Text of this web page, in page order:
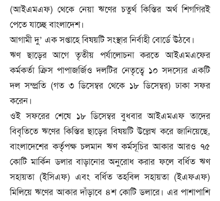
(আইএমএফ) থেকে নেয়া ঋণের চতুর্থ কিস্তির অর্থ শিগগিরই
পেতে যাচ্ছে বাংলাদেশ।
আগামী দু’ এক সপ্তাহে বিষয়টি সংস্থার নির্বাহী বোর্ডে উঠবে।
ঋণ ছাড়ের আগে তৃতীয় পর্যালোচনা করতে আইএমএফের
কর্মকর্তা ক্রিস পাপাজর্জিও দলটির নেতৃত্বে ১০ সদস্যের একটি
দল সম্প্রতি (গত ৩ ডিসেম্বর থেকে ১৮ ডিসেম্বর) ঢাকা সফর
করেন।
ওই সফরের শেষে ১৮ ডিসেম্বর বুধবার আইএমএফ তাদের
বিবৃতিতে ঋণের কিস্তির ছাড়ের বিষয়টি উল্লেখ করে জানিয়েছে,
বাংলাদেশের কর্তৃপক্ষ চলমান ঋণ কর্মসূচির আকার আরও ৭৫
কোটি মার্কিন ডলার বাড়ানোর অনুরোধ করার ফলে বর্ধিত ঋণ
সহায়তা (ইসিএফ) এবং বর্ধিত তহবিল সহায়তা (ইএফএফ)
মিলিয়ে ঋণের আকার দাঁড়াবে ৪শ কোটি ডলারে। এর পাশাপাশি